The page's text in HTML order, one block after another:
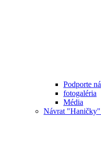
Podporte
fotogaléria
Média
Návrat "Haničky"